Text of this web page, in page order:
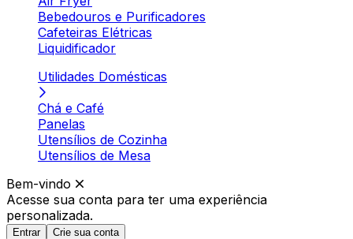
Bebedouros e Purificadores
Cafeteiras Elétricas
Liquidificador
Utilidades Domésticas
Chá e Café
Panelas
Utensílios de Cozinha
Utensílios de Mesa
Bem-vindo
Acesse sua conta para ter uma experiência
personalizada.
Entrar Crie sua conta